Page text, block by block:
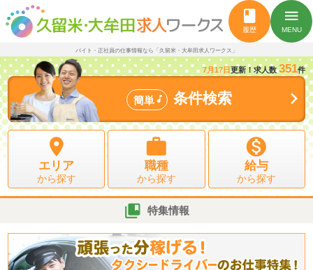
book
履歴
menu
MENU
バイト・正社員の仕事情報なら「久留米・大牟田求人ワークス」
7月17日更新！求人数351件
簡単  条件検索 

エリア
から探す

職種
から探す

給与
から探す
 特集情報